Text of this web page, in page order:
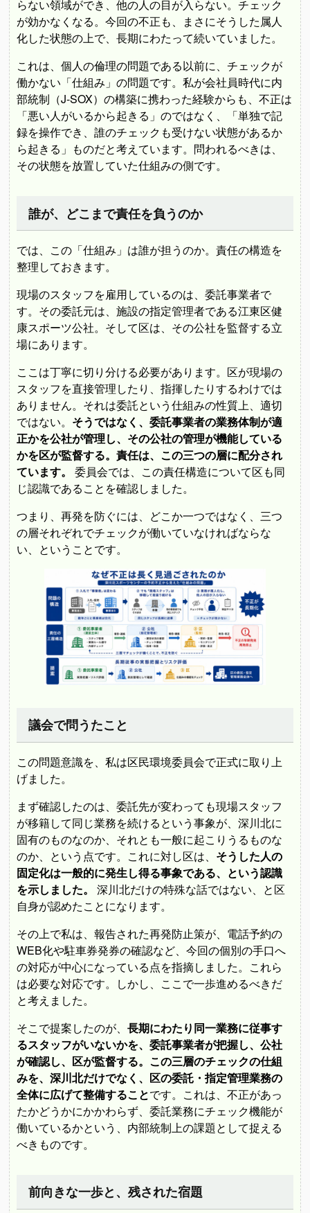
らない領域ができ、他の人の目が入らない。チェック
が効かなくなる。今回の不正も、まさにそうした属人
化した状態の上で、長期にわたって続いていました。
これは、個人の倫理の問題である以前に、チェックが
働かない「仕組み」の問題です。私が会社員時代に内
部統制（J-SOX）の構築に携わった経験からも、不正は
「悪い人がいるから起きる」のではなく、「単独で記
録を操作でき、誰のチェックも受けない状態があるか
ら起きる」ものだと考えています。問われるべきは、
その状態を放置していた仕組みの側です。
誰が、どこまで責任を負うのか
では、この「仕組み」は誰が担うのか。責任の構造を
整理しておきます。
現場のスタッフを雇用しているのは、委託事業者で
す。その委託元は、施設の指定管理者である江東区健
康スポーツ公社。そして区は、その公社を監督する立
場にあります。
ここは丁寧に切り分ける必要があります。区が現場の
スタッフを直接管理したり、指揮したりするわけでは
ありません。それは委託という仕組みの性質上、適切
ではない。 そうではなく、委託事業者の業務体制が適
正かを公社が管理し、その公社の管理が機能している
かを区が監督する。責任は、この三つの層に配分され
ています。
委員会では、この責任構造について区も同
じ認識であることを確認しました。
つまり、再発を防ぐには、どこか一つではなく、三つ
の層それぞれでチェックが働いていなければならな
い、ということです。
議会で問うたこと
この問題意識を、私は区民環境委員会で正式に取り上
げました。
まず確認したのは、委託先が変わっても現場スタッフ
が移籍して同じ業務を続けるという事象が、深川北に
固有のものなのか、それとも一般に起こりうるものな
のか、という点です。これに対し区は、 そうした人の
固定化は一般的に発生し得る事象である、という認識
を示しました。
深川北だけの特殊な話ではない、と区
自身が認めたことになります。
その上で私は、報告された再発防止策が、電話予約の
WEB化や駐車券発券の確認など、今回の個別の手口へ
の対応が中心になっている点を指摘しました。これら
は必要な対応です。しかし、ここで一歩進めるべきだ
と考えました。
そこで提案したのが、長期にわたり同一業務に従事す
るスタッフがいないかを、委託事業者が把握し、公社
が確認し、区が監督する。この三層のチェックの仕組
みを、深川北だけでなく、区の委託・指定管理業務の
全体に広げて整備することです。これは、不正があっ
たかどうかにかかわらず、委託業務にチェック機能が
働いているかという、内部統制上の課題として捉える
べきものです。
前向きな一歩と、残された宿題